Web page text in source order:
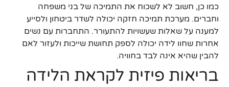
כמו כן, חשוב לא לשכוח את התמיכה של בני משפחה
וחברים. מערכת תמיכה חזקה יכולה לשדר ביטחון ולסייע
למענה על שאלות שעשויות להתעורר. התחברות עם נשים
אחרות שחוו לידה יכולה לספק תחושת שייכות ולעזור לאם
להבין שהיא אינה לבד בחוויה.
בריאות פיזית לקראת הלידה